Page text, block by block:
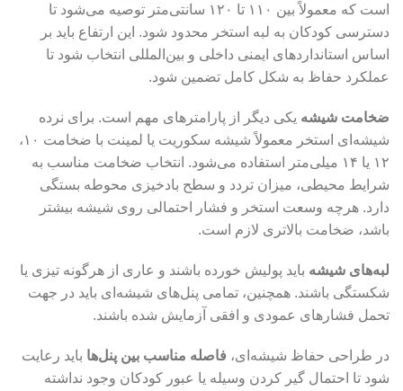
است که معمولاً بین ۱۱۰ تا ۱۲۰ سانتی‌متر توصیه می‌شود تا
دسترسی کودکان به لبه استخر محدود شود. این ارتفاع باید بر
اساس استانداردهای ایمنی داخلی و بین‌المللی انتخاب شود تا
عملکرد حفاظ به شکل کامل تضمین شود.
ضخامت شیشه یکی دیگر از پارامترهای مهم است. برای نرده
شیشه‌ای استخر معمولاً شیشه سکوریت یا لمینت با ضخامت ۱۰،
۱۲ یا ۱۴ میلی‌متر استفاده می‌شود. انتخاب ضخامت مناسب به
شرایط محیطی، میزان تردد و سطح بادخیزی محوطه بستگی
دارد. هرچه وسعت استخر و فشار احتمالی روی شیشه بیشتر
باشد، ضخامت بالاتری لازم است.
لبه‌های شیشه باید پولیش خورده باشند و عاری از هرگونه تیزی یا
شکستگی باشند. همچنین، تمامی پنل‌های شیشه‌ای باید در جهت
تحمل فشارهای عمودی و افقی آزمایش شده باشند.
در طراحی حفاظ شیشه‌ای، فاصله مناسب بین پنل‌ها باید رعایت
شود تا احتمال گیر کردن وسیله یا عبور کودکان وجود نداشته